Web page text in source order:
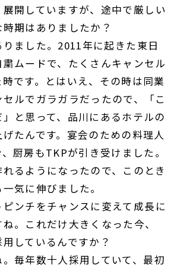
開していますが、途中で厳しい
期はありましたか？
ました。2011年に起きた東日
ムードで、たくさんキャンセル
です。とはいえ、その時は同業
ルでガラガラだったので、「こ
と思って、品川にあるホテルの
たんです。宴会のための料理人
厨房もTKPが引き受けました。
るようになったので、このとき
気に伸びました。
ンチをチャンスに変えて成長に
。これだけ大きくなった今、
しているんですか？
毎年数十人採用していて、最初